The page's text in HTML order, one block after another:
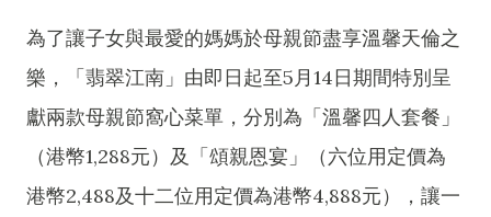
為了讓子女與最愛的媽媽於母親節盡享溫馨天倫之
樂，「翡翠江南」由即日起至5月14日期間特別呈
獻兩款母親節窩心菜單，分別為「溫馨四人套餐」
（港幣1,288元）及「頌親恩宴」（六位用定價為
港幣2,488及十二位用定價為港幣4,888元），讓一